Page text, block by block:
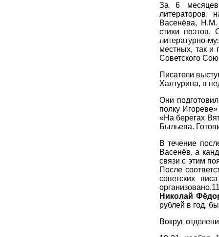
За 6 месяцев
литераторов,
Васенёва,
стихи поэтов.
литературно-
местных, так и
Советского
Писатели
Халтурина, в
Они
полку
«На берегах
Быльева.
В течение
Васенёв, а
связи с этим
После
советских
Николай
рублей в год,
Вокруг